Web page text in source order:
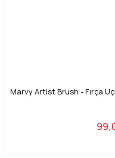
Marvy Artist Brush - Fırça